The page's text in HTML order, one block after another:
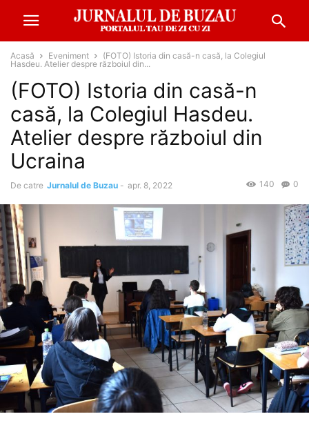
Acasă Eveniment
(FOTO) Istoria din casă-n casă, la Colegiul
Hasdeu. Atelier despre războiul din...
(FOTO) Istoria din casă-n
casă, la Colegiul Hasdeu.
Atelier despre războiul din
Ucraina
De catre Jurnalul de Buzau - apr. 8, 2022 0
140